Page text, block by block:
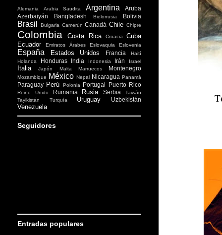
Alemania Arabia Saudita Argentina
Aruba
Azerbaiyán
Bangladesh Bielorrusia Bolivia
Brasil Bulgaria Camerún Canadá Chile Chipre
Colombia Costa Rica Croacia
Cuba
Ecuador
Emiratos Árabes Eslovaquia Eslovenia
España Estados Unidos Francia
Haití
Holanda
Honduras India Indonesia Irán Israel
Italia Japón Malta Marruecos Montenegro
Mozambique México Nepal Nicaragua Panamá
Paraguay Perú Polonia Portugal Puerto Rico
Reino Unido Rumania Rusia Serbia
Taiwán
Tayikistán
Turquía Uruguay Uzbekistán
Venezuela
Seguidores
Entradas populares